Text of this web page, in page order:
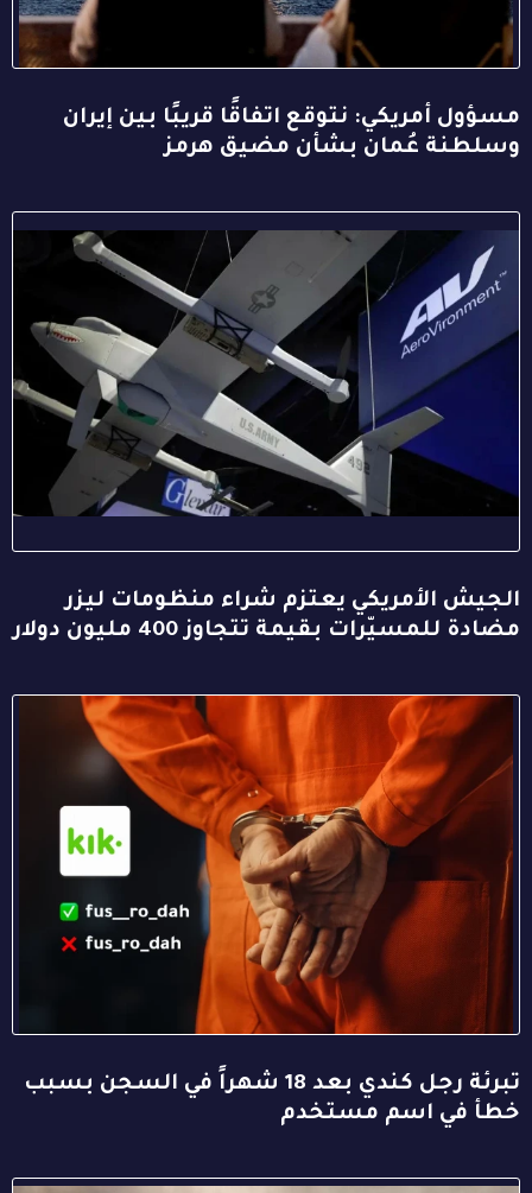
مسؤول أمريكي: نتوقع اتفاقًا قريبًا بين إيران
وسلطنة عُمان بشأن مضيق هرمز
الجيش الأمريكي يعتزم شراء منظومات ليزر
مضادة للمسيّرات بقيمة تتجاوز 400 مليون دولار
تبرئة رجل كندي بعد 18 شهراً في السجن بسبب
خطأ في اسم مستخدم